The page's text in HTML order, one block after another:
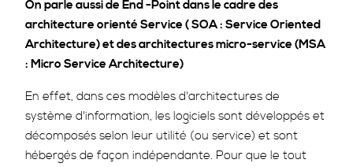
On parle aussi de End -Point dans le cadre des
architecture orienté Service ( SOA : Service Oriented
Architecture) et des architectures micro-service (MSA
: Micro Service Architecture)
En effet, dans ces modèles d'architectures de
système d'information, les logiciels sont développés et
décomposés selon leur utilité (ou service) et sont
hébergés de façon indépendante. Pour que le tout